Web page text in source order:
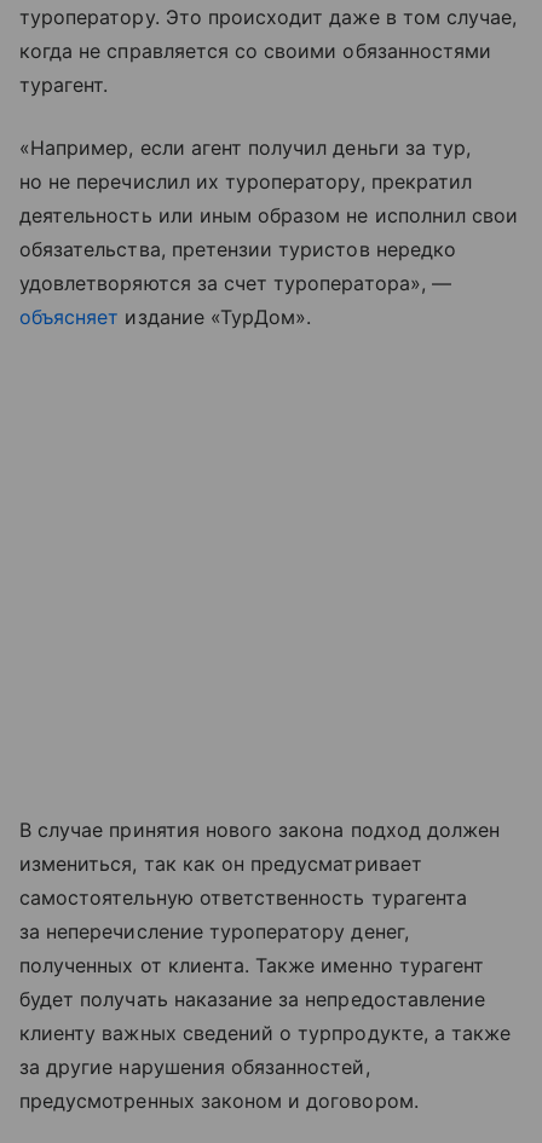
туроператору. Это происходит даже в том случае,
когда не справляется со своими обязанностями
турагент.
«Например, если агент получил деньги за тур,
но не перечислил их туроператору, прекратил
деятельность или иным образом не исполнил свои
обязательства, претензии туристов нередко
удовлетворяются за счет туроператора», —
объясняет издание «ТурДом».
В случае принятия нового закона подход должен
измениться, так как он предусматривает
самостоятельную ответственность турагента
за неперечисление туроператору денег,
полученных от клиента. Также именно турагент
будет получать наказание за непредоставление
клиенту важных сведений о турпродукте, а также
за другие нарушения обязанностей,
предусмотренных законом и договором.